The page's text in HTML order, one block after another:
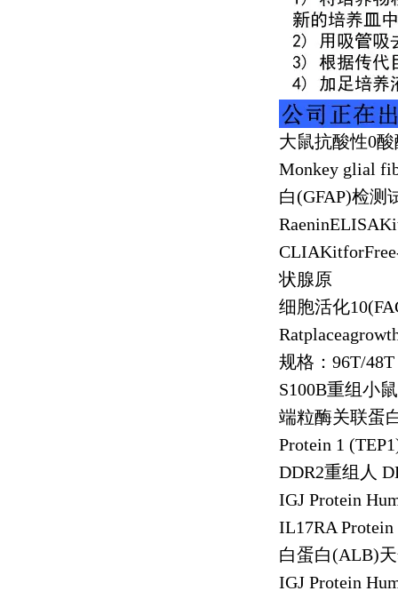
大鼠抗酸性0酸
Monkey glial
白(GFAP)检测
状腺原
细胞活化
规格： 96T/48T
S100B重组小鼠
端粒酶关联蛋
Protein 1
DDR2重组人
IGJ Protein
IL17RA
白蛋白(ALB)
IGJ Protein